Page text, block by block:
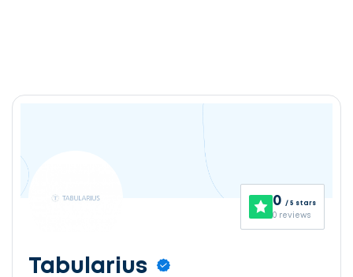
0 / 5 stars
0 reviews
Tabularius